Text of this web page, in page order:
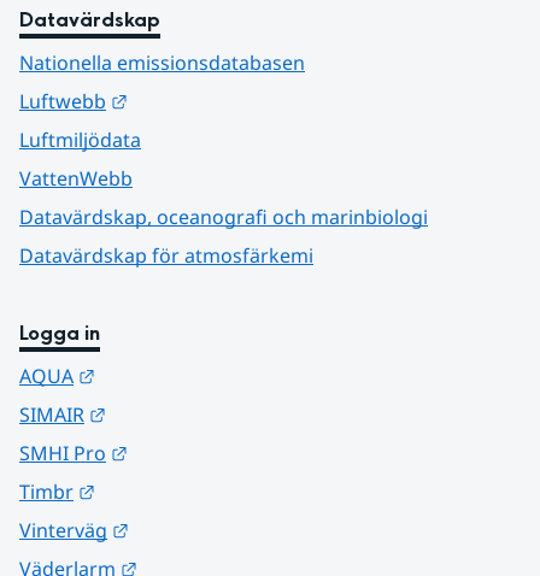
Datavärdskap
Nationella emissionsdatabasen
Luftwebb
Luftmiljödata
VattenWebb
Datavärdskap, oceanografi och marinbiologi
Datavärdskap för atmosfärkemi
Logga in
AQUA
SIMAIR
SMHI Pro
Timbr
Vinterväg
Väderlarm